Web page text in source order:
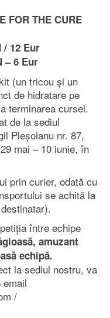
FOR THE CURE
/ 12 Eur
– 6 Eur
(un tricou și un
de hidratare pe
terminarea cursei.
de la sediul
Pleșoianu nr. 87,
mai – 10 iunie, în
prin curier, odată cu
se achită la
între echipe
amuzant
echipă.
la sediul nostru, va
/